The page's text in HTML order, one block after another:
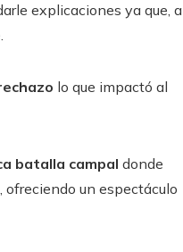
explicaciones ya que, a
lo que impactó al
batalla campal donde
un espectáculo